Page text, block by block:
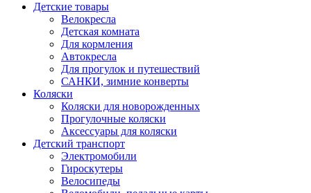
Детские товары
Велокресла
Детская комната
Для кормления
Автокресла
Для прогулок и путешествий
САНКИ, зимние конверты
Коляски
Коляски для новорожденных
Прогулочные коляски
Аксессуары для коляски
Детский транспорт
Электромобили
Гироскутеры
Велосипеды